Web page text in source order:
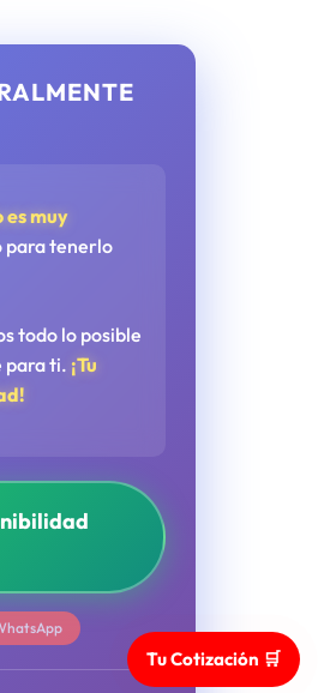
es muy
para tenerlo
todo lo posible
para ti. ¡Tu
Tu Cotización 🛒